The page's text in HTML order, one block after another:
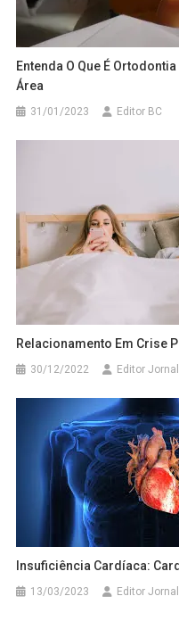
Entenda O Que É
Área
31/01/2023 Editor BC
Relacionamento Em Crise
30/12/2022 Editor Jornal
Insuficiência Cardíaca:
13/03/2023 Editor Jornal